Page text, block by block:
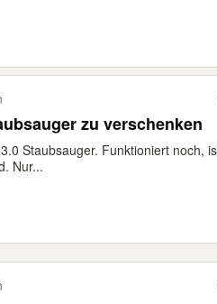
zu verschenken
Staubsauger. Funktioniert noch,
Nur...